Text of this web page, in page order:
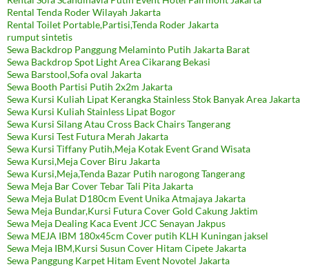
Rental Tenda Roder Wilayah Jakarta
Rental Toilet Portable,Partisi,Tenda Roder Jakarta
rumput sintetis
Sewa Backdrop Panggung Melaminto Putih Jakarta Barat
Sewa Backdrop Spot Light Area Cikarang Bekasi
Sewa Barstool,Sofa oval Jakarta
Sewa Booth Partisi Putih 2x2m Jakarta
Sewa Kursi Kuliah Lipat Kerangka Stainless Stok Banyak Area Jakarta
Sewa Kursi Kuliah Stainless Lipat Bogor
Sewa Kursi Silang Atau Cross Back Chairs Tangerang
Sewa Kursi Test Futura Merah Jakarta
Sewa Kursi Tiffany Putih,Meja Kotak Event Grand Wisata
Sewa Kursi,Meja Cover Biru Jakarta
Sewa Kursi,Meja,Tenda Bazar Putih narogong Tangerang
Sewa Meja Bar Cover Tebar Tali Pita Jakarta
Sewa Meja Bulat D180cm Event Unika Atmajaya Jakarta
Sewa Meja Bundar,Kursi Futura Cover Gold Cakung Jaktim
Sewa Meja Dealing Kaca Event JCC Senayan Jakpus
Sewa MEJA IBM 180x45cm Cover putih KLH Kuningan jaksel
Sewa Meja IBM,Kursi Susun Cover Hitam Cipete Jakarta
Sewa Panggung Karpet Hitam Event Novotel Jakarta